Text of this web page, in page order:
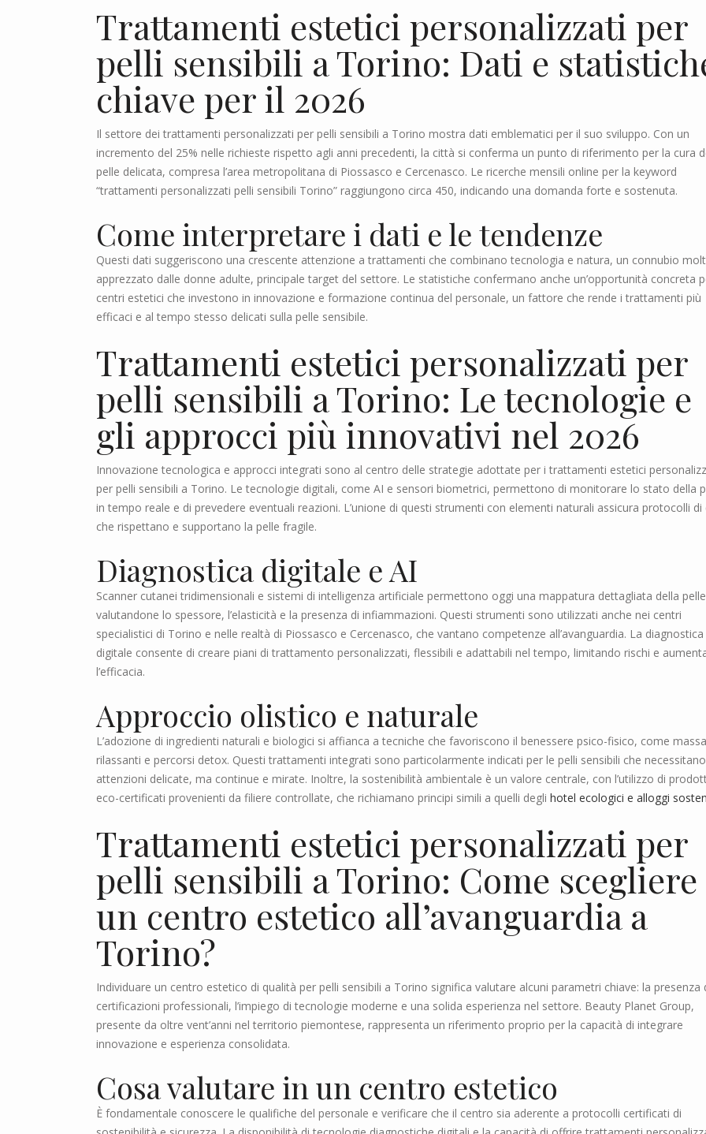
Trattamenti estetici personalizzati per
pelli sensibili a Torino: Dati e
chiave per il 2026
Il settore dei trattamenti personalizzati per pelli sensibili a Torino mostra dati emblematici per il suo sviluppo. Con un
incremento del 25% nelle richieste rispetto agli anni precedenti, la città si conferma un punto di riferimento per la cura
pelle delicata, compresa l’area metropolitana di Piossasco e Cercenasco. Le ricerche mensili online per la keyword
“trattamenti personalizzati pelli sensibili Torino” raggiungono circa 450, indicando una domanda forte e sostenuta.
Come interpretare i dati e le tendenze
Questi dati suggeriscono una crescente attenzione a trattamenti che combinano tecnologia e natura, un connubio
apprezzato dalle donne adulte, principale target del settore. Le statistiche confermano anche un’opportunità concreta
centri estetici che investono in innovazione e formazione continua del personale, un fattore che rende i trattamenti più
efficaci e al tempo stesso delicati sulla pelle sensibile.
Trattamenti estetici personalizzati per
pelli sensibili a Torino: Le tecnologie e
gli approcci più innovativi nel 2026
Innovazione tecnologica e approcci integrati sono al centro delle strategie adottate per i trattamenti estetici
per pelli sensibili a Torino. Le tecnologie digitali, come AI e sensori biometrici, permettono di monitorare lo stato della
in tempo reale e di prevedere eventuali reazioni. L’unione di questi strumenti con elementi naturali assicura protocolli di
che rispettano e supportano la pelle fragile.
Diagnostica digitale e AI
Scanner cutanei tridimensionali e sistemi di intelligenza artificiale permettono oggi una mappatura dettagliata della
valutandone lo spessore, l’elasticità e la presenza di infiammazioni. Questi strumenti sono utilizzati anche nei centri
specialistici di Torino e nelle realtà di Piossasco e Cercenasco, che vantano competenze all’avanguardia. La diagnostica
digitale consente di creare piani di trattamento personalizzati, flessibili e adattabili nel tempo, limitando rischi e
l’efficacia.
Approccio olistico e naturale
L’adozione di ingredienti naturali e biologici si affianca a tecniche che favoriscono il benessere psico-fisico, come
rilassanti e percorsi detox. Questi trattamenti integrati sono particolarmente indicati per le pelli sensibili che
attenzioni delicate, ma continue e mirate. Inoltre, la sostenibilità ambientale è un valore centrale, con l’utilizzo di
eco-certificati provenienti da filiere controllate, che richiamano principi simili a quelli degli hotel ecologici e alloggi
Trattamenti estetici personalizzati per
pelli sensibili a Torino: Come scegliere
un centro estetico all’avanguardia a
Torino?
Individuare un centro estetico di qualità per pelli sensibili a Torino significa valutare alcuni parametri chiave: la presenza
certificazioni professionali, l’impiego di tecnologie moderne e una solida esperienza nel settore. Beauty Planet Group,
presente da oltre vent’anni nel territorio piemontese, rappresenta un riferimento proprio per la capacità di integrare
innovazione e esperienza consolidata.
Cosa valutare in un centro estetico
È fondamentale conoscere le qualifiche del personale e verificare che il centro sia aderente a protocolli certificati di